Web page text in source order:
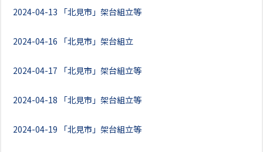
2024-04-13 「北見市」架台組立等
2024-04-16 「北見市」架台組立
2024-04-17 「北見市」架台組立等
2024-04-18 「北見市」架台組立等
2024-04-19 「北見市」架台組立等